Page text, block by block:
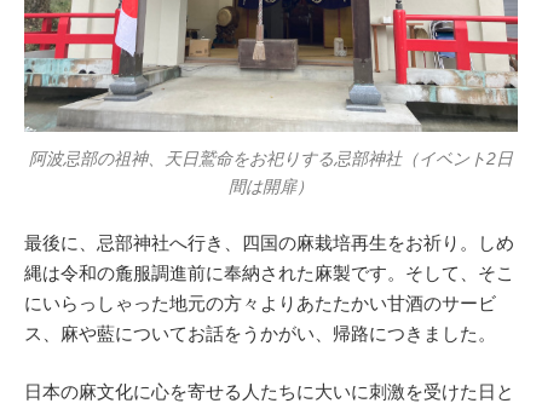
阿波忌部の祖神、天日鷲命をお祀りする忌部神社（イベント2日
間は開扉）
最後に、忌部神社へ行き、四国の麻栽培再生をお祈り。しめ
縄は令和の麁服調進前に奉納された麻製です。そして、そこ
にいらっしゃった地元の方々よりあたたかい甘酒のサービ
ス、麻や藍についてお話をうかがい、帰路につきました。
日本の麻文化に心を寄せる人たちに大いに刺激を受けた日と